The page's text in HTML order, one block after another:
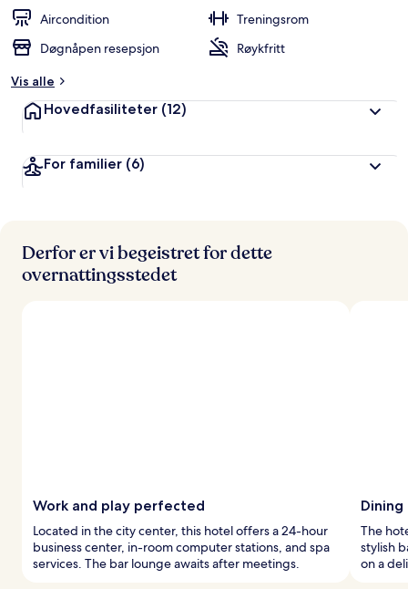
Aircondition
Treningsrom
Døgnåpen resepsjon
Røykfritt
Vis alle
Hovedfasiliteter (12)
For familier (6)
Derfor er vi begeistret for dette
overnattingsstedet
Work and play perfected
Located in the city center, this hotel offers a 24-hour
business center, in-room computer stations, and spa
services. The bar lounge awaits after meetings.
Dining
The
stylish
on a